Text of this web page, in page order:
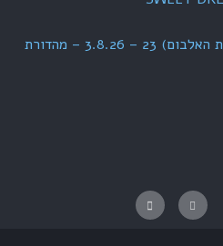
מצעד היום (גרסת האלבום) 23 – 3.8.26 – מהדורת